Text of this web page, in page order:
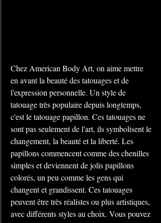
Chez American Body Art, on aime mettre
en avant la beauté des tatouages et de
l'expression personnelle. Un style de
tatouage très populaire depuis longtemps,
c'est le tatouage papillon. Ces tatouages ne
sont pas seulement de l'art, ils symbolisent le
changement, la beauté et la liberté. Les
papillons commencent comme des chenilles
simples et deviennent de jolis papillons
colorés, un peu comme les gens qui
changent et grandissent. Ces tatouages
peuvent être très réalistes ou plus artistiques,
avec différents styles au choix. Vous pouvez